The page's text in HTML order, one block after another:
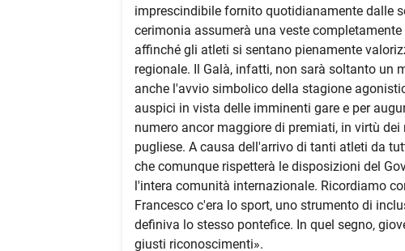
imprescindibile fornito quotidianamente dalle
cerimonia assumerà una veste
affinché gli atleti si sentano pienamente
regionale. Il Galà, infatti, non sarà soltanto un
anche l'avvio simbolico della stagione
auspici in vista delle imminenti gare e per
numero ancor maggiore di premiati, in virtù
pugliese. A causa dell'arrivo di tanti atleti da
che comunque rispetterà le disposizioni del
l'intera comunità internazionale. Ricordiamo
Francesco c'era lo sport, uno strumento di
definiva lo stesso pontefice. In quel segno,
giusti riconoscimenti».